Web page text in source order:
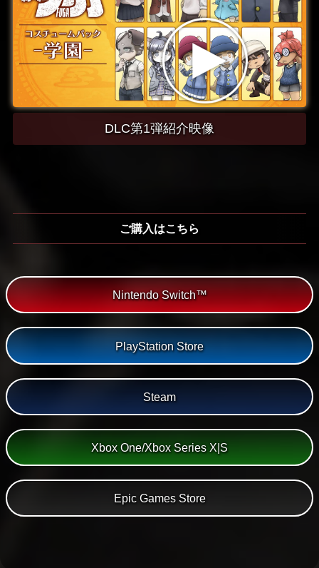
DLC第1弾紹介映像
ご購入はこちら
Nintendo Switch™
PlayStation Store
Steam
Xbox One/Xbox Series X|S
Epic Games Store